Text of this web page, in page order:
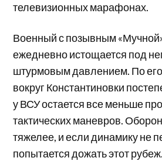
телевизионных марафонах.
Военный с позывным
ежедневно истощается под
штурмовым давлением. По
вокруг Константиновки
у ВСУ остается все меньше
тактических маневров.
тяжелее, и если динамику не
попытается дожать этот рубеж.